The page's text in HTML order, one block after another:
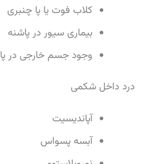
کلاب فوت یا پا چنبری
بیماری سیور در پاشنه
وجود جسم خارجی در پا
درد داخل شکمی
آپاندیسیت
آبسه پسواس